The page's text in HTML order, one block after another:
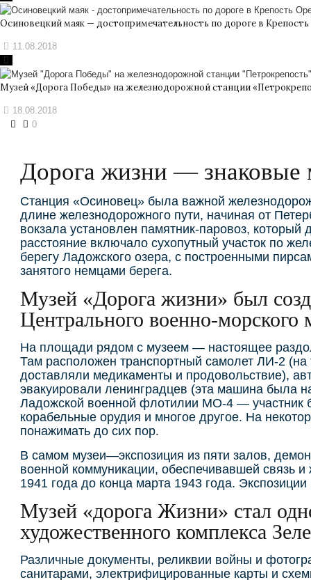
Осиновецкий маяк — достопримечательность по дороге в
11.08.2018
Музей «Дорога Победы» на железнодорожной станции
18.08.2018
0
Дорога жизни — знаковые
Станция «Осиновец» была важной
длине железнодорожного пути, начиная от
вокзала установлен памятник-паровоз,
расстояние включало сухопутный участок по
берегу Ладожского озера, с построенными
занятого немцами берега.
Музей «Дорога жизни» был
Центрального военно-морского
На площади рядом с музеем — настоящее
Там расположен транспортный самолет ЛИ-2 (на
доставляли медикаменты и продовольствие),
эвакуировали ленинградцев (эта машина была
Ладожской военной флотилии МО-4 — участник
корабельные орудия и многое другое. На
понажимать до сих пор.
В самом музеи—экспозиция из пяти залов,
военной коммуникации, обеспечивавшей связь
1941 года до конца марта 1943 года.
Музей «дорога Жизни» стал
художественного комплекса
Различные документы, реликвии войны и
санитарами, электрифицированные карты и